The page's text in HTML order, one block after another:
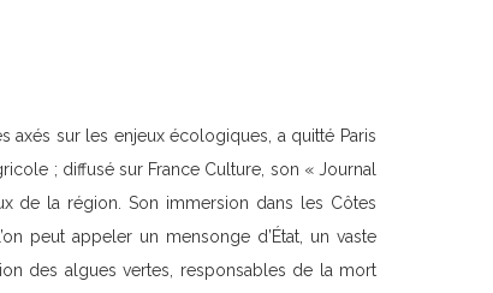
axés sur les enjeux écologiques, a quitté Paris
; diffusé sur France Culture, son « Journal
de la région. Son immersion dans les Côtes
peut appeler un mensonge d’État, un vaste
des algues vertes, responsables de la mort